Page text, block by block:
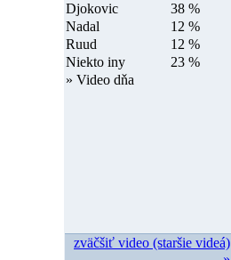
Djokovic
38 %
Nadal
12 %
Ruud
12 %
Niekto iny
23 %
» Video dňa
zväčšiť video (staršie videá)